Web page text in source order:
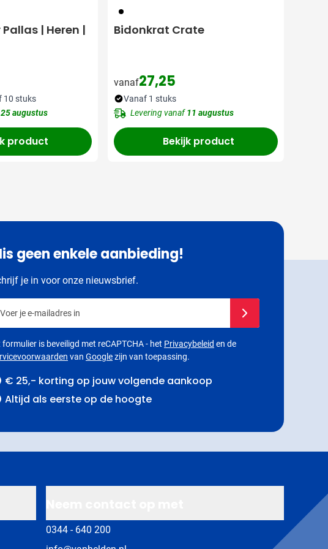
| Heren |
10 stuks
25 augustus
product
001
Bidonkrat Crate
vanaf27,25
Vanaf 1 stuks
Levering vanaf11 augustus
Bekijk product
geen enkele aanbieding!
je in voor onze nieuwsbrief.
formulier is beveiligd met reCAPTCHA - het Privacybeleid en de
van Googlezijn van toepassing.
€ 25,- korting op jouw volgende aankoop
Altijd als eerste op de hoogte
0344 - 640 200